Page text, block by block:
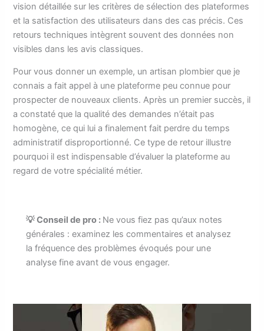
vision détaillée sur les critères de sélection des plateformes
et la satisfaction des utilisateurs dans des cas précis. Ces
retours techniques intègrent souvent des données non
visibles dans les avis classiques.
Pour vous donner un exemple, un artisan plombier que je
connais a fait appel à une plateforme peu connue pour
prospecter de nouveaux clients. Après un premier succès, il
a constaté que la qualité des demandes n’était pas
homogène, ce qui lui a finalement fait perdre du temps
administratif disproportionné. Ce type de retour illustre
pourquoi il est indispensable d’évaluer la plateforme au
regard de votre spécialité métier.
💡 Conseil de pro : Ne vous fiez pas qu’aux notes
générales : examinez les commentaires et analysez
la fréquence des problèmes évoqués pour une
analyse fine avant de vous engager.